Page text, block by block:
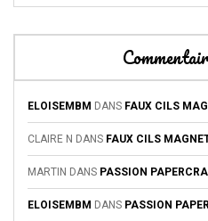
ELOISEMBM DANS FAUX CILS
CLAIRE N DANS FAUX CILS
MARTIN DANS PASSION
ELOISEMBM DANS PASSION